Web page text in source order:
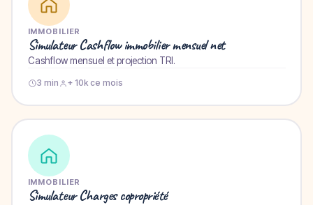
IMMOBILIER
Simulateur Cashflow immobilier mensuel net
Cashflow mensuel et projection TRI.
3 min + 10k ce mois
IMMOBILIER
Simulateur Charges copropriété